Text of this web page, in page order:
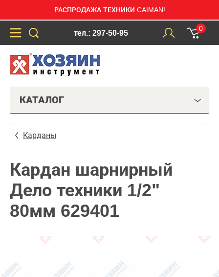
РАСПРОДАЖА ТЕХНИКИ CAIMAN!
тел.: 297-50-95
0
КАТАЛОГ
Карданы
Кардан шарнирный
Дело техники 1/2"
80мм 629401